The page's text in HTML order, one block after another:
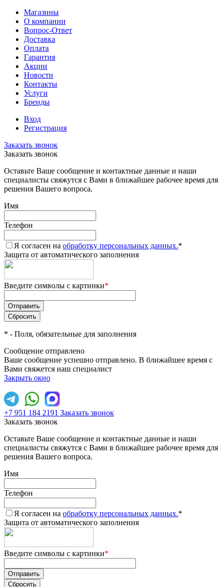
Магазины
О компании
Вопрос-Ответ
Доставка
Оплата
Гарантия
Акции
Новости
Контакты
Услуги
Бренды
Вход
Регистрация
Заказать звонок
Заказать звонок
Оставьте Ваше сообщение и контактные данные и наши
специалисты свяжутся с Вами в ближайшее рабочее время для
решения Вашего вопроса.
Имя
Телефон
Я согласен на обработку персональных данных.*
Защита от автоматического заполнения
Введите символы с картинки*
* - Поля, обязательные для заполнения
Сообщение отправлено
Ваше сообщение успешно отправлено. В ближайшее время с
Вами свяжется наш специалист
Закрыть окно
+7 951 184 2191 Заказать звонок
Заказать звонок
Оставьте Ваше сообщение и контактные данные и наши
специалисты свяжутся с Вами в ближайшее рабочее время для
решения Вашего вопроса.
Имя
Телефон
Я согласен на обработку персональных данных.*
Защита от автоматического заполнения
Введите символы с картинки*